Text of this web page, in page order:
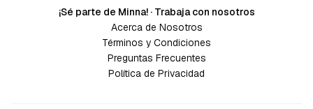
¡Sé parte de Minna! · Trabaja con nosotros
Acerca de Nosotros
Términos y Condiciones
Preguntas Frecuentes
Política de Privacidad